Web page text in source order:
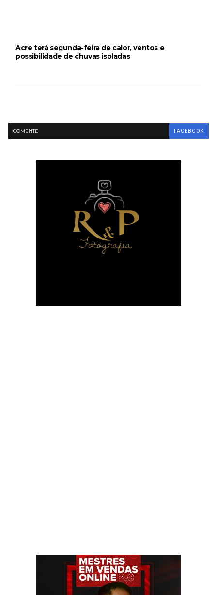
Acre terá segunda-feira de calor, ventos e
possibilidade de chuvas isoladas
COMENTE FACEBOOK